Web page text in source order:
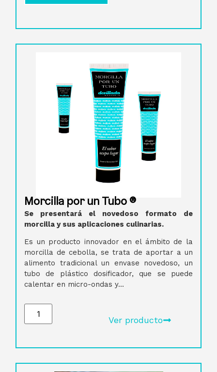
Morcilla por un Tubo ®
Se presentará el novedoso formato de
morcilla y sus aplicaciones culinarias.
Es un producto innovador en el ámbito de la
morcilla de cebolla, se trata de aportar a un
alimento tradicional un envase novedoso, un
tubo de plástico dosificador, que se puede
calentar en micro-ondas y...
Ver producto